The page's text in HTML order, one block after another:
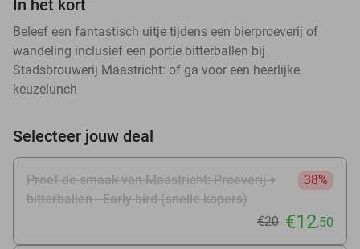
In het kort
Beleef een fantastisch uitje tijdens een bierproeverij of
wandeling inclusief een portie bitterballen bij
Stadsbrouwerij Maastricht: of ga voor een heerlijke
keuzelunch
Selecteer jouw deal
Proef de smaak van Maastricht: Proeverij +
bitterballen - Early bird (snelle kopers)
38%
€20 €12,50